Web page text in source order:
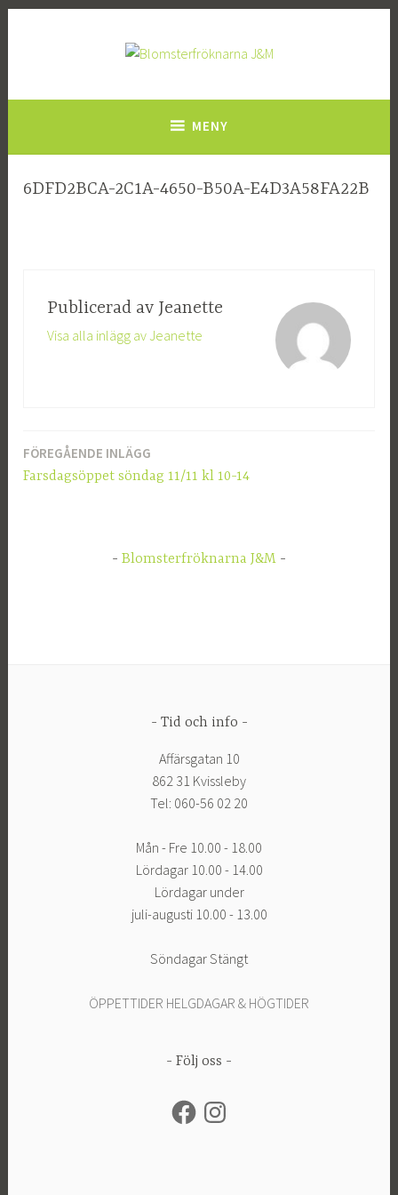
Hoppa
MENY
6DFD2BCA-2C1A-4650-B50A-E4D3A58FA22B
Publicerad av Jeanette
Visa alla inlägg av Jeanette
Inläggsnavigering
FÖREGÅENDE INLÄGG
Farsdagsöppet söndag 11/11 kl 10-14
Blomsterfröknarna J&M
Tid och info
Affärsgatan 10
862 31 Kvissleby
Tel: 060-56 02 20
Mån - Fre 10.00 - 18.00
Lördagar 10.00 - 14.00
Lördagar under
juli-augusti 10.00 - 13.00
Söndagar Stängt
ÖPPETTIDER HELGDAGAR & HÖGTIDER
Följ oss
FacebookInstagram